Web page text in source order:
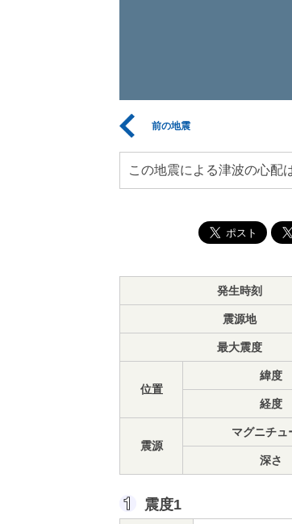
前の地震
この地震による津波の心配
発生時刻
震源地
最大震度
位置
緯度
経度
震源
マグニチュ
深さ
震度1